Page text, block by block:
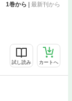
1巻から | 最新刊から
試し読み カートへ